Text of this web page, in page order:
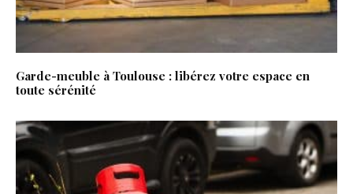
Garde-meuble à Toulouse : libérez votre espace en
toute sérénité